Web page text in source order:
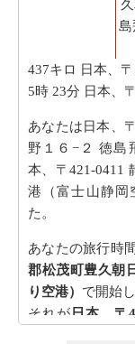
島
437キロ 日本、
5時 23分 日本、
あなたは日本、
野１６−２ 徳島
本、〒421-0411
港（富士山静岡
た。
あなたの旅行時
郡松茂町豊久朝
り空港） で開始
それが日本、〒